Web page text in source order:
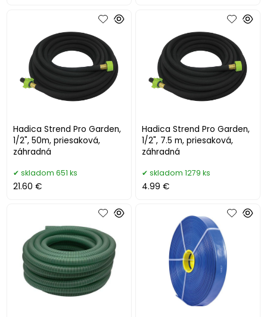
Hadica Strend Pro Garden,
1/2", 50m, priesaková,
záhradná
skladom 651 ks
21.60 €
Hadica Strend Pro Garden,
1/2", 7.5 m, priesaková,
záhradná
skladom 1279 ks
4.99 €